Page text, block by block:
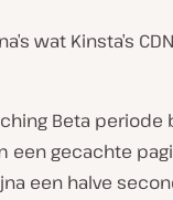
wat Kinsta’s
Beta periode
een gecachte
een halve